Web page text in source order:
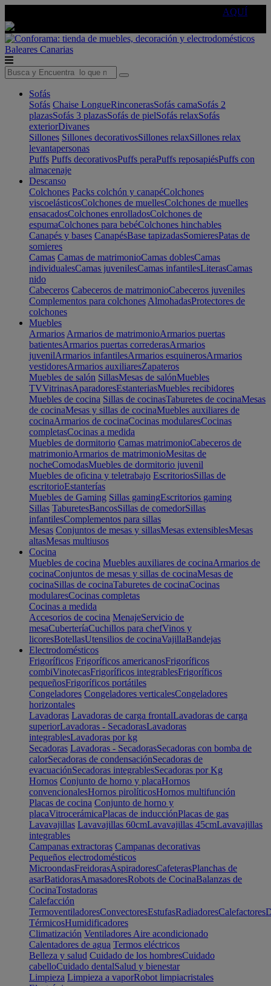
AQUÍ
Baleares Canarias
Sofás
Sofás Chaise LongueRinconerasSofás camaSofás 2
plazasSofás 3 plazasSofás de pielSofás relaxSofás
exteriorDivanes
Sillones Sillones decorativosSillones relaxSillones relax
levantapersonas
Puffs Puffs decorativosPuffs peraPuffs reposapiésPuffs con
almacenaje
Descanso
Colchones Packs colchón y canapéColchones
viscoelásticosColchones de muellesColchones de muelles
ensacadosColchones enrolladosColchones de
espumaColchones para bebéColchones hinchables
Canapés y bases CanapésBase tapizadasSomieresPatas de
somieres
Camas Camas de matrimonioCamas doblesCamas
individualesCamas juvenilesCamas infantilesLiterasCamas
nido
Cabeceros Cabeceros de matrimonioCabeceros juveniles
Complementos para colchones AlmohadasProtectores de
colchones
Muebles
Armarios Armarios de matrimonioArmarios puertas
batientesArmarios puertas correderasArmarios
juvenilArmarios infantilesArmarios esquinerosArmarios
vestidoresArmarios auxiliaresZapateros
Muebles de salón SillasMesas de salónMuebles
TVVitrinasAparadoresEstanteriasMuebles recibidores
Muebles de cocina Sillas de cocinasTaburetes de cocinaMesas
de cocinaMesas y sillas de cocinaMuebles auxiliares de
cocinaArmarios de cocinaCocinas modularesCocinas
completasCocinas a medida
Muebles de dormitorio Camas matrimonioCabeceros de
matrimonioArmarios de matrimonioMesitas de
nocheComodasMuebles de dormitorio juvenil
Muebles de oficina y teletrabajo EscritoriosSillas de
escritorioEstanterías
Muebles de Gaming Sillas gamingEscritorios gaming
Sillas TaburetesBancosSillas de comedorSillas
infantilesComplementos para sillas
Mesas Conjuntos de mesas y sillasMesas extensiblesMesas
altasMesas multiusos
Cocina
Muebles de cocina Muebles auxiliares de cocinaArmarios de
cocinaConjuntos de mesas y sillas de cocinaMesas de
cocinaSillas de cocinaTaburetes de cocinaCocinas
modularesCocinas completas
Cocinas a medida
Accesorios de cocina MenajeServicio de
mesaCuberteríaCuchillos para chefVinos y
licoresBotellasUtensilios de cocinaVajillaBandejas
Electrodomésticos
Frigoríficos Frigoríficos americanosFrigoríficos
combiVinotecasFrigoríficos integrablesFrigoríficos
pequeñosFrigoríficos portátiles
Congeladores Congeladores verticalesCongeladores
horizontales
Lavadoras Lavadoras de carga frontalLavadoras de carga
superiorLavadoras - SecadorasLavadoras
integrablesLavadoras por kg
Secadoras Lavadoras - SecadorasSecadoras con bomba de
calorSecadoras de condensaciónSecadoras de
evacuaciónSecadoras integrablesSecadoras por Kg
Hornos Conjunto de horno y placaHornos
convencionalesHornos pirolíticosHornos multifunción
Placas de cocina Conjunto de horno y
placaVitrocerámicaPlacas de inducciónPlacas de gas
Lavavajillas Lavavajillas 60cmLavavajillas 45cmLavavajillas
integrables
Campanas extractoras Campanas decorativas
Pequeños electrodomésticos
MicroondasFreidorasAspiradoresCafeterasPlanchas de
asarBatidorasAmasadoresRobots de CocinaBalanzas de
CocinaTostadoras
Calefacción
TermoventiladoresConvectoresEstufasRadiadoresCalefactores
TérmicosHumidificadores
Climatización Ventiladores Aire acondicionado
Calentadores de agua Termos eléctricos
Belleza y salud Cuidado de los hombresCuidado
cabelloCuidado dentalSalud y bienestar
Limpieza Limpieza a vaporRobot limpiacristales